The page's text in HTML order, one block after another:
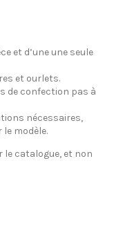
et d’une une seule
et ourlets.
de confection pas à
nécessaires,
modèle.
le catalogue, et non